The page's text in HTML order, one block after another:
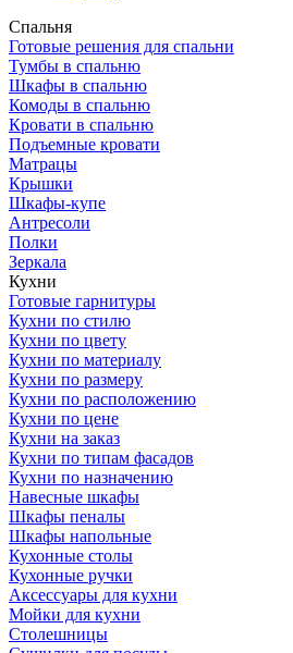
Спальня
Готовые решения для спальни
Тумбы в спальню
Шкафы в спальню
Комоды в спальню
Кровати в спальню
Подъемные кровати
Матрацы
Крышки
Шкафы-купе
Антресоли
Полки
Зеркала
Кухни
Готовые гарнитуры
Кухни по стилю
Кухни по цвету
Кухни по материалу
Кухни по размеру
Кухни по расположению
Кухни по цене
Кухни на заказ
Кухни по типам фасадов
Кухни по назначению
Навесные шкафы
Шкафы пеналы
Шкафы напольные
Кухонные столы
Кухонные ручки
Аксессуары для кухни
Мойки для кухни
Столешницы